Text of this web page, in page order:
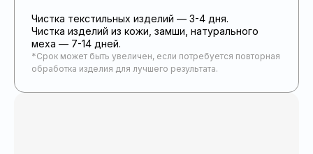
Чистка текстильных изделий — 3-4 дня.
Чистка изделий из кожи, замши, натурального
меха — 7-14 дней.
*Срок может быть увеличен, если потребуется повторная
обработка изделия для лучшего результата.